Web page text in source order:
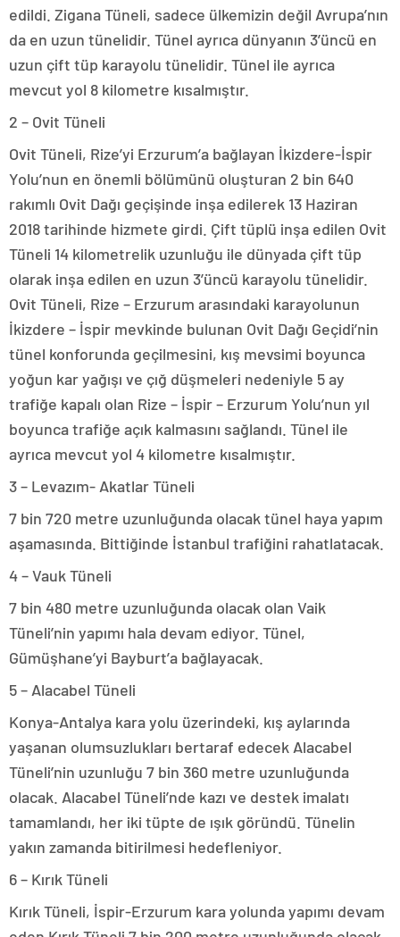
edildi. Zigana Tüneli, sadece ülkemizin değil Avrupa’nın
da en uzun tünelidir. Tünel ayrıca dünyanın 3’üncü en
uzun çift tüp karayolu tünelidir. Tünel ile ayrıca
mevcut yol 8 kilometre kısalmıştır.
2 – Ovit Tüneli
Ovit Tüneli, Rize’yi Erzurum’a bağlayan İkizdere-İspir
Yolu’nun en önemli bölümünü oluşturan 2 bin 640
rakımlı Ovit Dağı geçişinde inşa edilerek 13 Haziran
2018 tarihinde hizmete girdi. Çift tüplü inşa edilen Ovit
Tüneli 14 kilometrelik uzunluğu ile dünyada çift tüp
olarak inşa edilen en uzun 3’üncü karayolu tünelidir.
Ovit Tüneli, Rize – Erzurum arasındaki karayolunun
İkizdere – İspir mevkinde bulunan Ovit Dağı Geçidi’nin
tünel konforunda geçilmesini, kış mevsimi boyunca
yoğun kar yağışı ve çığ düşmeleri nedeniyle 5 ay
trafiğe kapalı olan Rize – İspir – Erzurum Yolu’nun yıl
boyunca trafiğe açık kalmasını sağlandı. Tünel ile
ayrıca mevcut yol 4 kilometre kısalmıştır.
3 – Levazım- Akatlar Tüneli
7 bin 720 metre uzunluğunda olacak tünel haya yapım
aşamasında. Bittiğinde İstanbul trafiğini rahatlatacak.
4 – Vauk Tüneli
7 bin 480 metre uzunluğunda olacak olan Vaik
Tüneli’nin yapımı hala devam ediyor. Tünel,
Gümüşhane’yi Bayburt’a bağlayacak.
5 – Alacabel Tüneli
Konya-Antalya kara yolu üzerindeki, kış aylarında
yaşanan olumsuzlukları bertaraf edecek Alacabel
Tüneli’nin uzunluğu 7 bin 360 metre uzunluğunda
olacak. Alacabel Tüneli’nde kazı ve destek imalatı
tamamlandı, her iki tüpte de ışık göründü. Tünelin
yakın zamanda bitirilmesi hedefleniyor.
6 – Kırık Tüneli
Kırık Tüneli, İspir-Erzurum kara yolunda yapımı devam